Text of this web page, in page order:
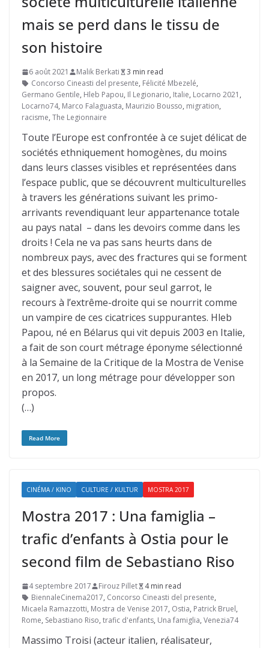
mais se perd dans le tissu de
son histoire
6 août 2021 Malik Berkati
3 min read
Concorso Cineasti del presente, Félicité Mbezelé,
Germano Gentile, Hleb Papou, Il Legionario, Italie, Locarno 2021 ,
Locarno74, Marco Falaguasta, Maurizio Bousso, migration,
racisme, The Legionnaire
Toute l’Europe est confrontée à ce sujet délicat de
sociétés ethniquement homogènes, du moins
dans leurs classes visibles et représentées dans
l’espace public, que se découvrent multiculturelles
à travers les générations suivant les primo-
arrivants revendiquant leur appartenance totale
au pays natal – dans les devoirs comme dans les
droits ! Cela ne va pas sans heurts dans de
nombreux pays, avec des fractures qui se forment
et des blessures sociétales qui ne cessent de
saigner avec, souvent, pour seul garrot, le
recours à l’extrême-droite qui se nourrit comme
un vampire de ces cicatrices suppurantes. Hleb
Papou, né en Bélarus qui vit depuis 2003 en Italie,
a fait de son court métrage éponyme sélectionné
à la Semaine de la Critique de la Mostra de Venise
en 2017, un long métrage pour développer son
propos.
(…)
Read More
CINÉMA / KINO CULTURE / KULTUR MOSTRA 2017
Mostra 2017 : Una famiglia –
trafic d’enfants à Ostia pour le
second film de Sebastiano Riso
4 septembre 2017 Firouz Pillet
4 min read
BiennaleCinema2017, Concorso Cineasti del presente,
Micaela Ramazzotti, Mostra de Venise 2017, Ostia, Patrick Bruel,
Rome, Sebastiano Riso, trafic d'enfants, Una famiglia, Venezia74
Massimo Troisi (acteur italien, réalisateur,